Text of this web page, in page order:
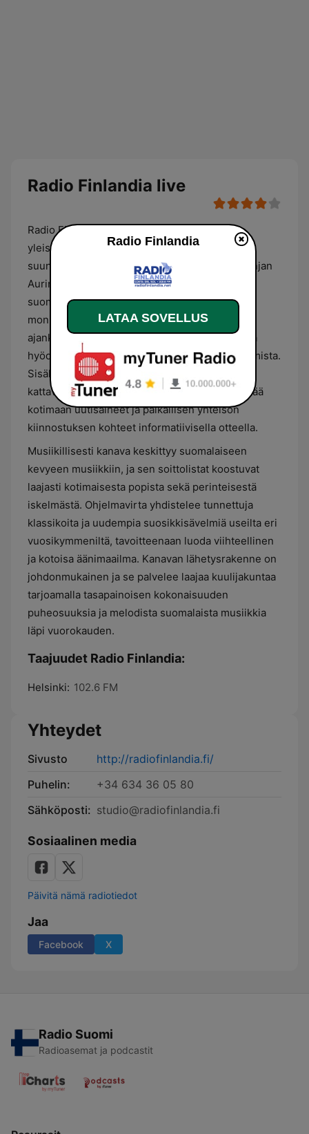
Radio Finlandia live
Radio Finlandia on suomenkielinen
yleisradiokanava, jonka ohjelmistotarjonta on
suunnattu erityisesti ulkosuomalaisille ja Espanjan
Aurinkorannikon alueella oleskeleville
suomalaisille. Kanavan formaatti painottuu
monipuoliseen puhesisältöön, joka sisältää
ajankohtaisia uutisia, paikallisia tiedotteita sekä
hyödyllistä tietoa alueen palveluista ja tapahtumista.
Sisältö on suunniteltu tarjoamaan kuulijoilleen
kattava suomenkielinen tietolähde, joka yhdistää
kotimaan uutisaiheet ja paikallisen yhteisön
kiinnostuksen kohteet informatiivisella otteella.
Musiikillisesti kanava keskittyy suomalaiseen
kevyeen musiikkiin, ja sen soittolistat koostuvat
laajasti kotimaisesta popista sekä perinteisestä
iskelmästä. Ohjelmavirta yhdistelee tunnettuja
klassikoita ja uudempia suosikkisävelmiä useilta eri
vuosikymmeniltä, tavoitteenaan luoda viihteellinen
ja kotoisa äänimaailma. Kanavan lähetysrakenne on
johdonmukainen ja se palvelee laajaa kuulijakuntaa
tarjoamalla tasapainoisen kokonaisuuden
puheosuuksia ja melodista suomalaista musiikkia
läpi vuorokauden.
Taajuudet Radio Finlandia:
Helsinki: 102.6 FM
Yhteydet
Sivusto
http://radiofinlandia.fi/
Puhelin:
+34 634 36 05 80
Sähköposti: studio@radiofinlandia.fi
Sosiaalinen media
Päivitä nämä radiotiedot
Jaa
Facebook X
Radio Suomi
Radioasemat ja podcastit
Radio Finlandia
LATAA SOVELLUS